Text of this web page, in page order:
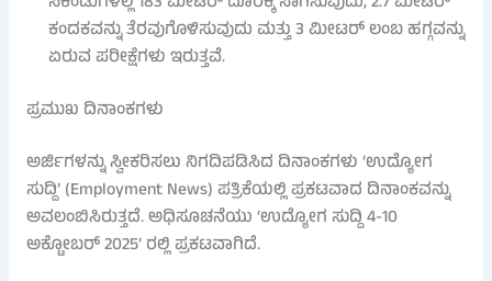
ಕಂದಕವನ್ನು ತೆರವುಗೊಳಿಸುವುದು ಮತ್ತು 3 ಮೀಟರ್ ಲಂಬ ಹಗ್ಗವನ್ನು
ಏರುವ ಪರೀಕ್ಷೆಗಳು ಇರುತ್ತವೆ.
ಪ್ರಮುಖ ದಿನಾಂಕಗಳು
ಅರ್ಜಿಗಳನ್ನು ಸ್ವೀಕರಿಸಲು ನಿಗದಿಪಡಿಸಿದ ದಿನಾಂಕಗಳು ‘ಉದ್ಯೋಗ
ಸುದ್ದಿ’ (Employment News) ಪತ್ರಿಕೆಯಲ್ಲಿ ಪ್ರಕಟವಾದ ದಿನಾಂಕವನ್ನು
ಅವಲಂಬಿಸಿರುತ್ತದೆ. ಅಧಿಸೂಚನೆಯು ‘ಉದ್ಯೋಗ ಸುದ್ದಿ 4-10
ಅಕ್ಟೋಬರ್ 2025’ ರಲ್ಲಿ ಪ್ರಕಟವಾಗಿದೆ.